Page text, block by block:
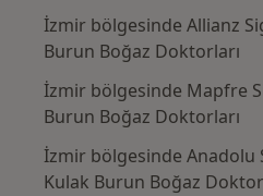
İzmir bölgesinde Allianz
Burun Boğaz Doktorları
İzmir bölgesinde Mapfre
Burun Boğaz Doktorları
İzmir bölgesinde Anadolu
Kulak Burun Boğaz